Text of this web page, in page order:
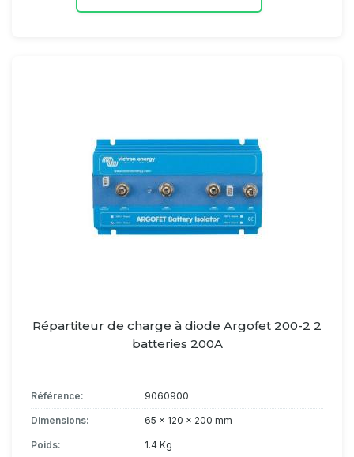
Répartiteur de charge à diode Argofet 200-2 2
batteries 200A
Référence: 9060900
Dimensions: 65 x 120 x 200 mm
Poids: 1.4 Kg